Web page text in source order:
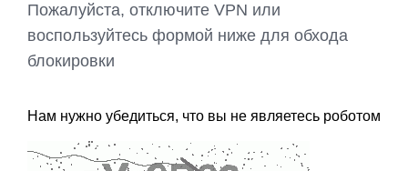
Пожалуйста, отключите VPN или
воспользуйтесь формой ниже для обхода
блокировки
Нам нужно убедиться, что вы не являетесь роботом